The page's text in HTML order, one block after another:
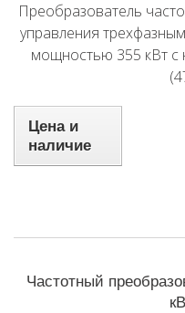
Преобразователь
управления
мощностью 355 кВт с
Цена и
наличие
Частотный